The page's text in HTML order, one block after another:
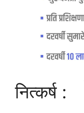
नित्कर्ष :